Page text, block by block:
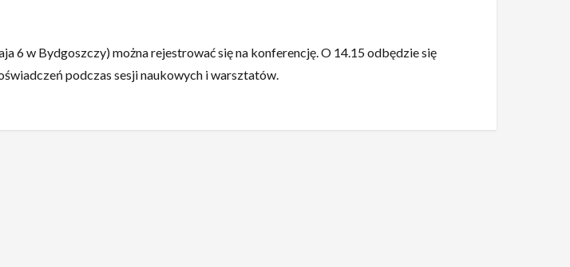
6 w Bydgoszczy) można rejestrować się na konferencję. O 14.15 odbędzie się
podczas sesji naukowych i warsztatów.